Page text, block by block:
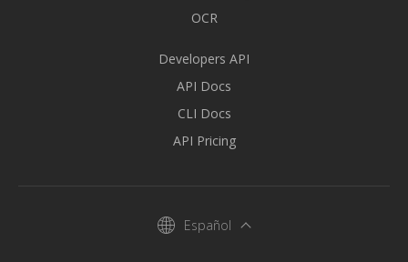
OCR
Developers API
API Docs
CLI Docs
API Pricing
Español